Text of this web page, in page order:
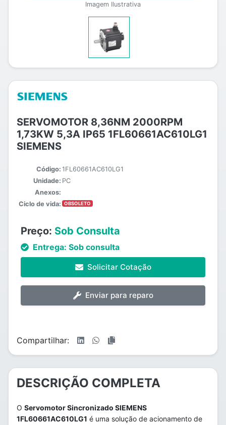
Imagem Ilustrativa
SERVOMOTOR 8,36NM 2000RPM
1,73KW 5,3A IP65 1FL60661AC610LG1
SIEMENS
Código: 1FL60661AC610LG1
Unidade: PC
Anexos:
Ciclo de vida:
OBSOLETO
Preço: Sob Consulta
Entrega: Sob consulta
Solicitar Cotação
Enviar para reparo
Compartilhar:
DESCRIÇÃO COMPLETA
O Servomotor Sincronizado SIEMENS
1FL60661AC610LG1 é uma solução de acionamento de